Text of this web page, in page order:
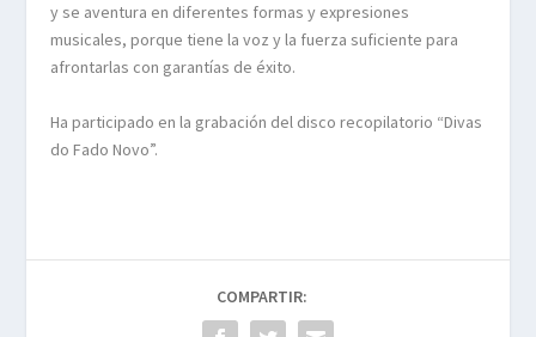
y se aventura en diferentes formas y expresiones
musicales, porque tiene la voz y la fuerza suficiente para
afrontarlas con garantías de éxito.
Ha participado en la grabación del disco recopilatorio “Divas
do Fado Novo”.
COMPARTIR: